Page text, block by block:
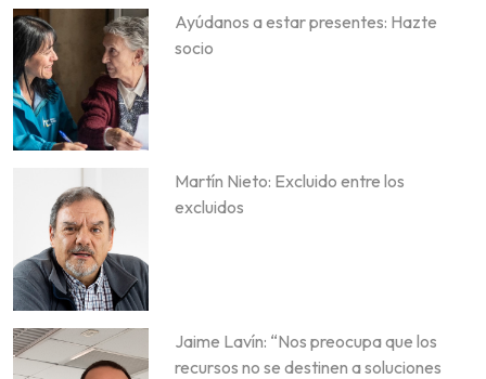
Ayúdanos a estar presentes: Hazte
socio
Martín Nieto: Excluido entre los
excluidos
Jaime Lavín: “Nos preocupa que los
recursos no se destinen a soluciones